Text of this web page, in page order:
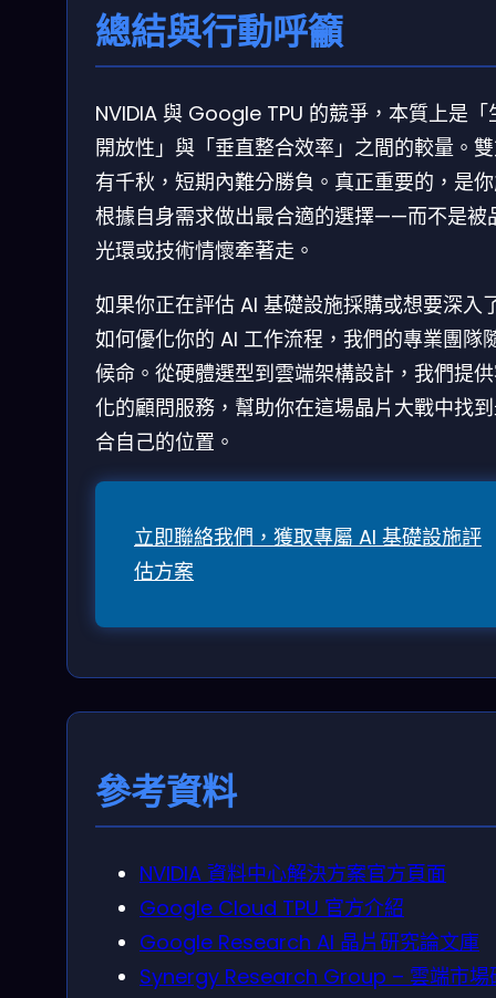
總結與行動呼籲
NVIDIA 與 Google TPU 的競爭，本質上是「
開放性」與「垂直整合效率」之間的較量。
有千秋，短期內難分勝負。真正重要的，是
根據自身需求做出最合適的選擇——而不是被
光環或技術情懷牽著走。
如果你正在評估 AI 基礎設施採購或想要深入
如何優化你的 AI 工作流程，我們的專業團隊
候命。從硬體選型到雲端架構設計，我們提
化的顧問服務，幫助你在這場晶片大戰中找
合自己的位置。
立即聯絡我們，獲取專屬 AI 基礎設施評
估方案
參考資料
NVIDIA 資料中心解決方案官方頁面
Google Cloud TPU 官方介紹
Google Research AI 晶片研究論文庫
Synergy Research Group – 雲端市場